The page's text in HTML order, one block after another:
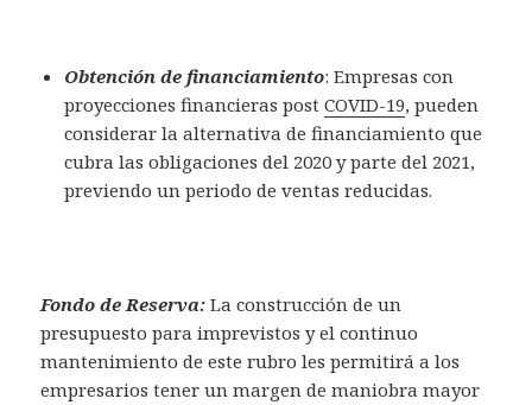
Obtención de financiamiento: Empresas con
proyecciones financieras postCOVID-19, pueden
considerar la alternativa de financiamiento que
cubra las obligaciones del 2020 y parte del 2021,
previendo un periodo de ventas reducidas.
Fondo de Reserva:La construcción de un
presupuesto para imprevistos y el continuo
mantenimiento de este rubro les permitirá a los
empresarios tener un margen de maniobra mayor